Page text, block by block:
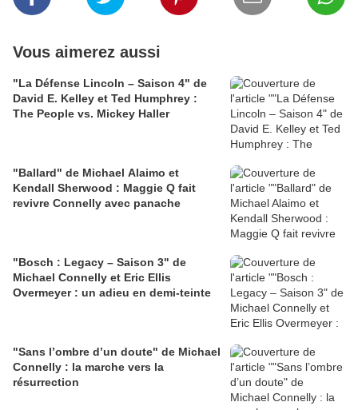
Vous aimerez aussi
"La Défense Lincoln – Saison 4" de
David E. Kelley et Ted Humphrey :
The People vs. Mickey Haller
"Ballard" de Michael Alaimo et
Kendall Sherwood : Maggie Q fait
revivre Connelly avec panache
"Bosch : Legacy – Saison 3" de
Michael Connelly et Eric Ellis
Overmeyer : un adieu en demi-teinte
"Sans l’ombre d’un doute" de Michael
Connelly : la marche vers la
résurrection